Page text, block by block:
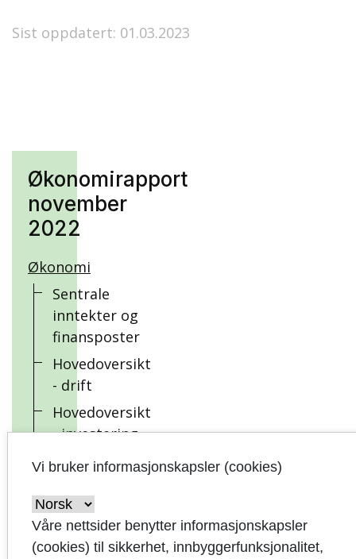
Økonomirapport
november
2022
Økonomi
Sentrale
inntekter og
finansposter
Hovedoversikt
- drift
Hovedoversikt
- investering
Vedlegg
Sist oppdatert: 01.03.2023
Vi bruker informasjonskapsler (cookies)
Våre nettsider benytter informasjonskapsler
(cookies) til sikkerhet, innbyggerfunksjonalitet,